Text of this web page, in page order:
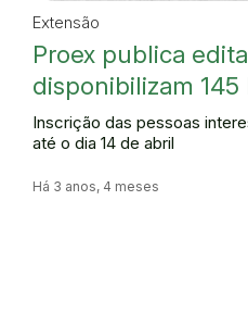
Extensão
Proex publica
disponibilizam
Inscrição das pessoas
até o dia 14 de abril
Há 3 anos, 4 meses